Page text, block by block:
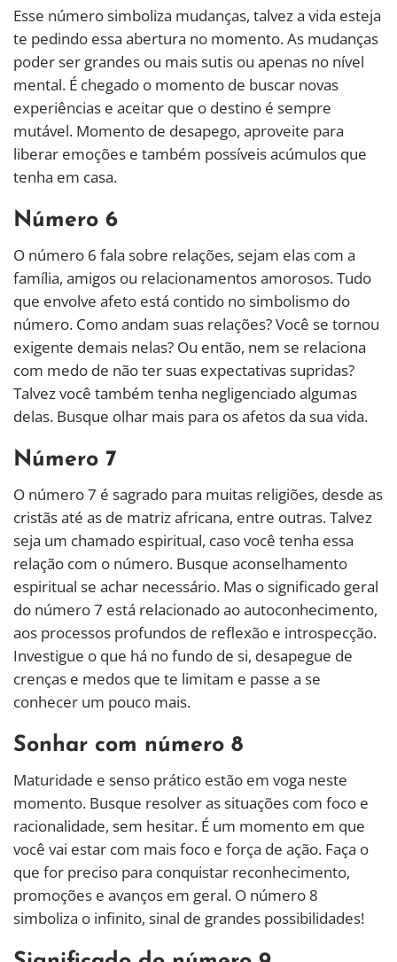
Esse número simboliza mudanças, talvez a vida esteja
te pedindo essa abertura no momento. As mudanças
poder ser grandes ou mais sutis ou apenas no nível
mental. É chegado o momento de buscar novas
experiências e aceitar que o destino é sempre
mutável. Momento de desapego, aproveite para
liberar emoções e também possíveis acúmulos que
tenha em casa.
Número 6
O número 6 fala sobre relações, sejam elas com a
família, amigos ou relacionamentos amorosos. Tudo
que envolve afeto está contido no simbolismo do
número. Como andam suas relações? Você se tornou
exigente demais nelas? Ou então, nem se relaciona
com medo de não ter suas expectativas supridas?
Talvez você também tenha negligenciado algumas
delas. Busque olhar mais para os afetos da sua vida.
Número 7
O número 7 é sagrado para muitas religiões, desde as
cristãs até as de matriz africana, entre outras. Talvez
seja um chamado espiritual, caso você tenha essa
relação com o número. Busque aconselhamento
espiritual se achar necessário. Mas o significado geral
do número 7 está relacionado ao autoconhecimento,
aos processos profundos de reflexão e introspecção.
Investigue o que há no fundo de si, desapegue de
crenças e medos que te limitam e passe a se
conhecer um pouco mais.
Sonhar com número 8
Maturidade e senso prático estão em voga neste
momento. Busque resolver as situações com foco e
racionalidade, sem hesitar. É um momento em que
você vai estar com mais foco e força de ação. Faça o
que for preciso para conquistar reconhecimento,
promoções e avanços em geral. O número 8
simboliza o infinito, sinal de grandes possibilidades!